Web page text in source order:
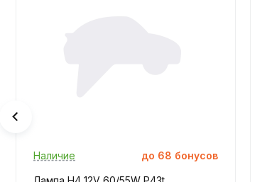
Наличие до 68 бонусов